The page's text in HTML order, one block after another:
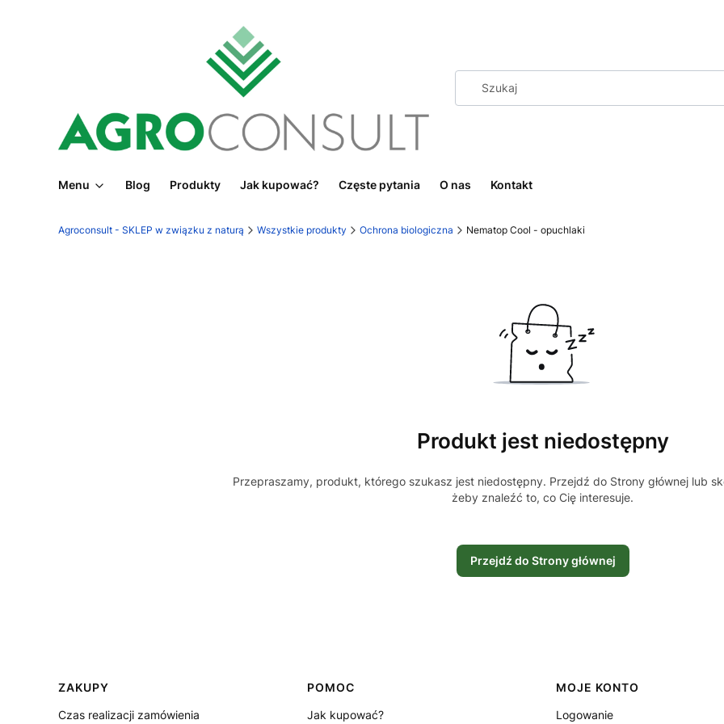
Menu Blog Produkty Jak kupować? Częste pytania O nas Kontakt
Agroconsult - SKLEP w związku z naturą Wszystkie produkty Ochrona biologiczna Nematop Cool - opuchlaki
Produkt jest niedostępny
Przepraszamy, produkt, którego szukasz jest niedostępny. Przejdź do Strony głównej lub
żeby znaleźć to, co Cię interesuje.
Przejdź do Strony głównej
Linki w stopce
ZAKUPY
Czas realizacji zamówienia
POMOC
Jak kupować?
MOJE KONTO
Logowanie